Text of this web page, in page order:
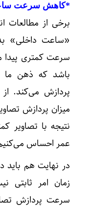
*کاهش سرعت
برخی از مطالعات
«ساعت داخلی»
سرعت کمتری پیدا
باشد که ذهن ما
پردازش می‌کند.
میزان پردازش
نتیجه با تصاویر
عمر احساس
در نهایت هم باید
زمان امر ثابتی
سرعت پردازش